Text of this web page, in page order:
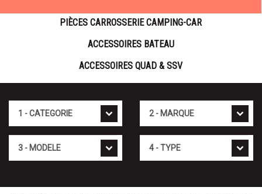
PIÈCES CARROSSERIE CAMPING-CAR
ACCESSOIRES BATEAU
ACCESSOIRES QUAD & SSV